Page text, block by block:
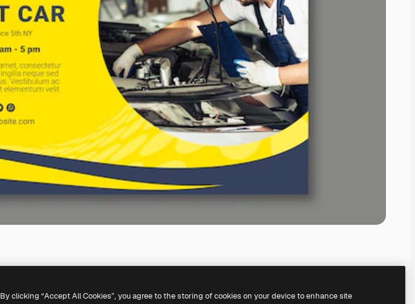
By clicking “Accept All Cookies”, you agree to the storing of cookies on your device to enhance site